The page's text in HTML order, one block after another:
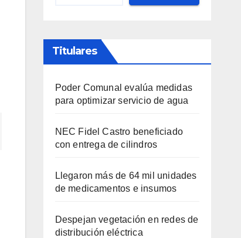
Titulares
Poder Comunal evalúa medidas
para optimizar servicio de agua
NEC Fidel Castro beneficiado
con entrega de cilindros
Llegaron más de 64 mil unidades
de medicamentos e insumos
Despejan vegetación en redes de
distribución eléctrica